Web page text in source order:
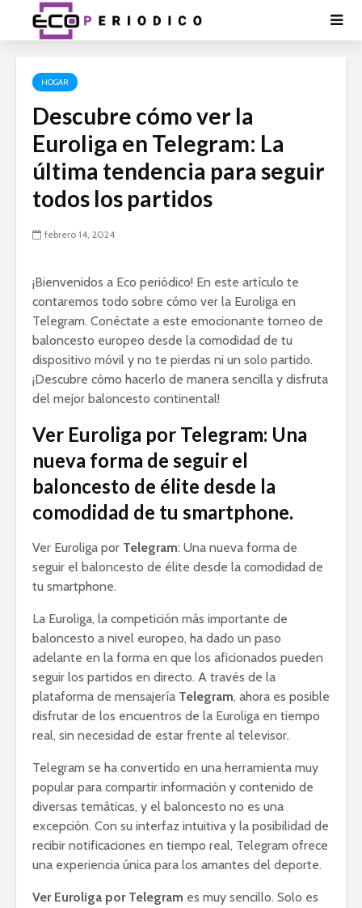
HOGAR
Descubre cómo ver la
Euroliga en Telegram: La
última tendencia para seguir
todos los partidos
febrero 14, 2024
¡Bienvenidos a Eco periódico! En este artículo te
contaremos todo sobre cómo ver la Euroliga en
Telegram. Conéctate a este emocionante torneo de
baloncesto europeo desde la comodidad de tu
dispositivo móvil y no te pierdas ni un solo partido.
¡Descubre cómo hacerlo de manera sencilla y disfruta
del mejor baloncesto continental!
Ver Euroliga por Telegram: Una
nueva forma de seguir el
baloncesto de élite desde la
comodidad de tu smartphone.
Ver Euroliga por Telegram: Una nueva forma de
seguir el baloncesto de élite desde la comodidad de
tu smartphone.
La Euroliga, la competición más importante de
baloncesto a nivel europeo, ha dado un paso
adelante en la forma en que los aficionados pueden
seguir los partidos en directo. A través de la
plataforma de mensajería Telegram, ahora es posible
disfrutar de los encuentros de la Euroliga en tiempo
real, sin necesidad de estar frente al televisor.
Telegram se ha convertido en una herramienta muy
popular para compartir información y contenido de
diversas temáticas, y el baloncesto no es una
excepción. Con su interfaz intuitiva y la posibilidad de
recibir notificaciones en tiempo real, Telegram ofrece
una experiencia única para los amantes del deporte.
Ver Euroliga por Telegram es muy sencillo. Solo es